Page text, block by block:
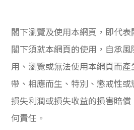
閣下瀏覽及使用本網頁，即代
閣下須就本網頁的使用，自承
用、瀏覽或無法使用本網頁而
帶、相應而生、特別、懲戒性或
損失利潤或損失收益的損害賠
何責任。